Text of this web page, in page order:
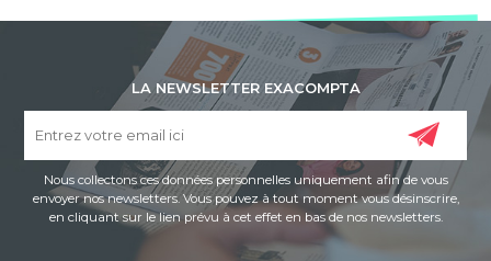
LA NEWSLETTER EXACOMPTA
Nous collectons ces données personnelles uniquement afin de vous
envoyer nos newsletters. Vous pouvez à tout moment vous désinscrire,
en cliquant sur le lien prévu à cet effet en bas de nos newsletters.